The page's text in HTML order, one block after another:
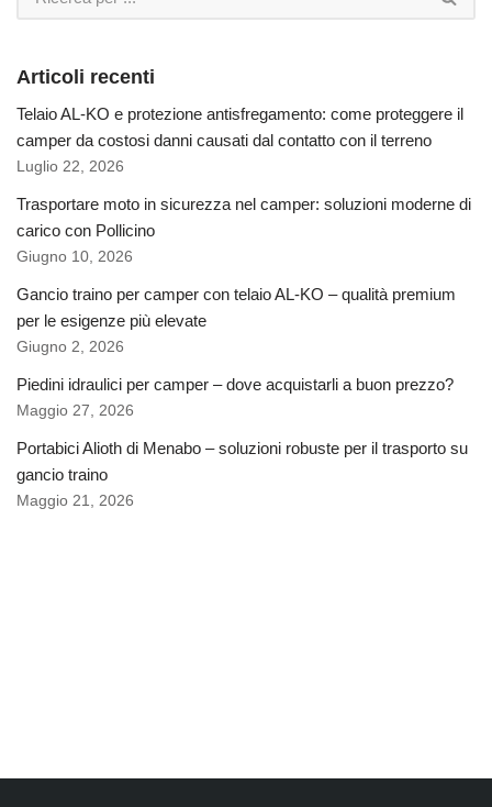
Articoli recenti
Telaio AL-KO e protezione antisfregamento: come proteggere il
camper da costosi danni causati dal contatto con il terreno
Luglio 22, 2026
Trasportare moto in sicurezza nel camper: soluzioni moderne di
carico con Pollicino
Giugno 10, 2026
Gancio traino per camper con telaio AL-KO – qualità premium
per le esigenze più elevate
Giugno 2, 2026
Piedini idraulici per camper – dove acquistarli a buon prezzo?
Maggio 27, 2026
Portabici Alioth di Menabo – soluzioni robuste per il trasporto su
gancio traino
Maggio 21, 2026